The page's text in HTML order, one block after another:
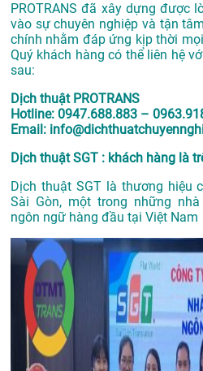
PROTRANS đã xây dựng được
vào sự chuyên nghiệp và tận
chính nhằm đáp ứng kịp thời
Quý khách hàng có thể liên hệ
sau:
Dịch thuật PROTRANS
Hotline: 0947.688.883 –
Email:
Dịch thuật SGT : khách hàng là
Dịch thuật SGT là thương hiệu
Sài Gòn, một trong những
ngôn ngữ hàng đầu tại Việt Nam